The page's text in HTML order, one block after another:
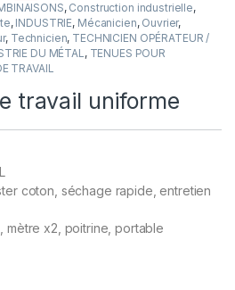
, Construction industrielle,
, INDUSTRIE, Mécanicien, Ouvrier,
, Technicien, TECHNICIEN OPÉRATEUR /
DU MÉTAL, TENUES POUR
TRAVAIL
travail uniforme
coton, séchage rapide, entretien
mètre x2, poitrine, portable